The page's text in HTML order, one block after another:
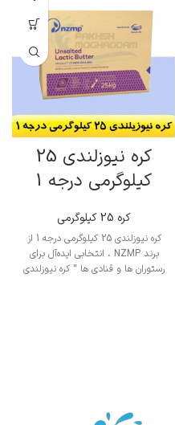
کره نیوزلندی 25
کیلوگرمی درجه 1
کره 25 کیلوگرمی
کره نیوزلندی 25 کیلوگرمی درجه 1 از
برند NZMP ، انتخابی ایده‌آل برای
رستوران ها و قنادی ها “ کره نیوزلندی